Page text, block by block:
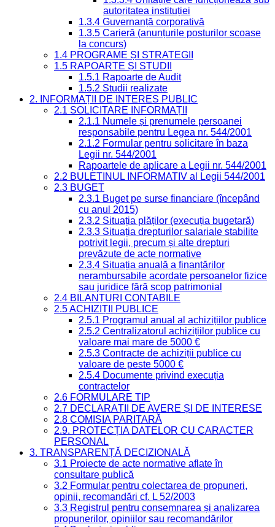
autoritatea instituției
1.3.4 Guvernanță corporativă
1.3.5 Carieră (anunțurile posturilor scoase
la concurs)
1.4 PROGRAME ȘI STRATEGII
1.5 RAPOARTE ȘI STUDII
1.5.1 Rapoarte de Audit
1.5.2 Studii realizate
2. INFORMAȚII DE INTERES PUBLIC
2.1 SOLICITARE INFORMAȚII
2.1.1 Numele și prenumele persoanei
responsabile pentru Legea nr. 544/2001
2.1.2 Formular pentru solicitare în baza
Legii nr. 544/2001
Rapoartele de aplicare a Legii nr. 544/2001
2.2 BULETINUL INFORMATIV al Legii 544/2001
2.3 BUGET
2.3.1 Buget pe surse financiare (începând
cu anul 2015)
2.3.2 Situația plăților (execuția bugetară)
2.3.3 Situația drepturilor salariale stabilite
potrivit legii, precum și alte drepturi
prevăzute de acte normative
2.3.4 Situația anuală a finanțărilor
nerambursabile acordate persoanelor fizice
sau juridice fără scop patrimonial
2.4 BILANȚURI CONTABILE
2.5 ACHIZIȚII PUBLICE
2.5.1 Programul anual al achizițiilor publice
2.5.2 Centralizatorul achizițiilor publice cu
valoare mai mare de 5000 €
2.5.3 Contracte de achiziții publice cu
valoare de peste 5000 €
2.5.4 Documente privind execuția
contractelor
2.6 FORMULARE TIP
2.7 DECLARAȚII DE AVERE ȘI DE INTERESE
2.8 COMISIA PARITARĂ
2.9. PROTECȚIA DATELOR CU CARACTER
PERSONAL
3. TRANSPARENȚĂ DECIZIONALĂ
3.1 Proiecte de acte normative aflate în
consultare publică
3.2 Formular pentru colectarea de propuneri,
opinii, recomandări cf. L 52/2003
3.3 Registrul pentru consemnarea și analizarea
propunerilor, opiniilor sau recomandărilor